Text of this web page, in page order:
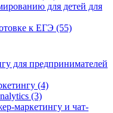
для детей для
к ЕГЭ (55)
для предпринимателей
(4)
(3)
маркетингу и чат-